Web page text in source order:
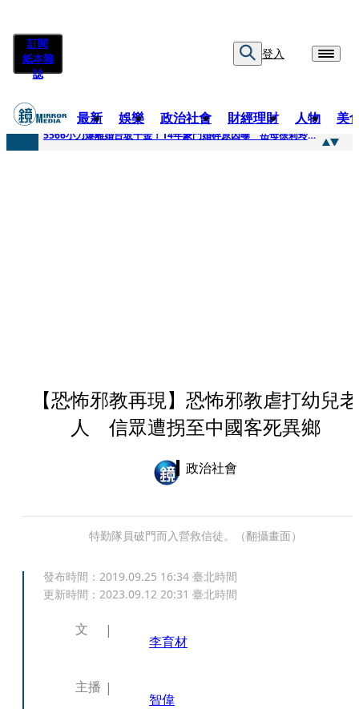
訂閱
紙本雜
誌
登入
最新 娛樂 政治社會 財經理財 人物 美
快訊
5566小刀爆離婚台玻千金！14年豪門婚碎原因曝 岳母徐莉玲風暴意外揭家族祕辛
【恐怖邪教再現】恐怖邪教虐打幼兒老
人 信眾遭拐至中國客死異鄉
政治社會
特勤隊員破門而入營救信徒。（翻攝畫面）
發布時間： 2019.09.25 16:34 臺北時間
更新時間： 2023.09.12 20:31 臺北時間
文
李育材
主播
智偉